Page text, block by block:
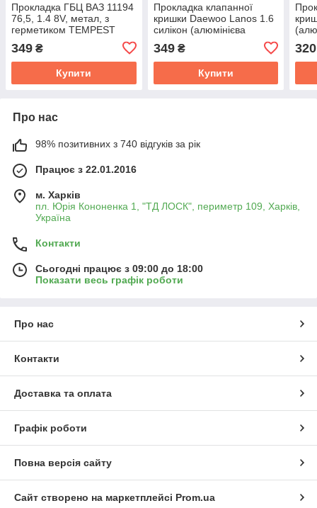
Прокладка ГБЦ ВАЗ 11194
76,5, 1.4 8V, метал, з
герметиком TEMPEST
349 ₴
Купити
Прокладка клапанної
кришки Daewoo Lanos 1.6
силікон (алюмінієва
TP.96351213
349₴
Купити
320
Про нас
98% позитивних з 740 відгуків за рік
Працює з 22.01.2016
м. Харків
пл. Юрія Кононенка 1, "ТД ЛОСК", периметр 109, Харків,
Україна
Контакти
Сьогодні працює з 09:00 до 18:00
Показати весь графік роботи
Про нас
Контакти
Доставка та оплата
Графік роботи
Повна версія сайту
Сайт створено на маркетплейсі Prom.ua